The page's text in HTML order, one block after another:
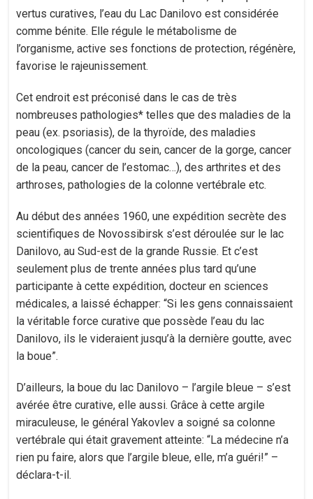
vertus curatives, l’eau du Lac Danilovo est considérée
comme bénite. Elle régule le métabolisme de
l’organisme, active ses fonctions de protection, régénère,
favorise le rajeunissement.
Cet endroit est préconisé dans le cas de très
nombreuses pathologies* telles que des maladies de la
peau (ex. psoriasis), de la thyroïde, des maladies
oncologiques (cancer du sein, cancer de la gorge, cancer
de la peau, cancer de l’estomac…), des arthrites et des
arthroses, pathologies de la colonne vertébrale etc.
Au début des années 1960, une expédition secrète des
scientifiques de Novossibirsk s’est déroulée sur le lac
Danilovo, au Sud-est de la grande Russie. Et c’est
seulement plus de trente années plus tard qu’une
participante à cette expédition, docteur en sciences
médicales, a laissé échapper: “Si les gens connaissaient
la véritable force curative que possède l’eau du lac
Danilovo, ils le videraient jusqu’à la dernière goutte, avec
la boue”.
D’ailleurs, la boue du lac Danilovo – l’argile bleue – s’est
avérée être curative, elle aussi. Grâce à cette argile
miraculeuse, le général Yakovlev a soigné sa colonne
vertébrale qui était gravement atteinte: “La médecine n’a
rien pu faire, alors que l’argile bleue, elle, m’a guéri!” –
déclara-t-il.